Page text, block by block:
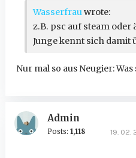
Wasserfrauwrote:
z.B. psc auf steam
Junge kennt sich damit
Nur mal so aus Neugier:
Admin
Posts: 1,118 19. 02.